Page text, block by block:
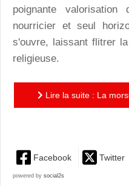
poignante
nourricier et seul
s'ouvre, laissant flitrer
religieuse.
Lire la suite : La
Facebook Twitter
powered by social2s